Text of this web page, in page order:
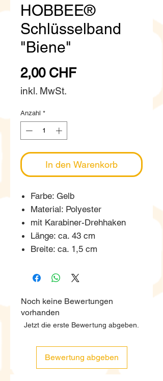
HOBBEE®
Schlüsselband
"Biene"
2,00 CHFPreis
inkl. MwSt.
Anzahl *
In den Warenkorb
Farbe: Gelb
Material: Polyester
mit Karabiner-Drehhaken
Länge: ca. 43 cm
Breite: ca. 1,5 cm
Noch keine Bewertungen
vorhanden
Jetzt die erste Bewertung abgeben.
Bewertung abgeben